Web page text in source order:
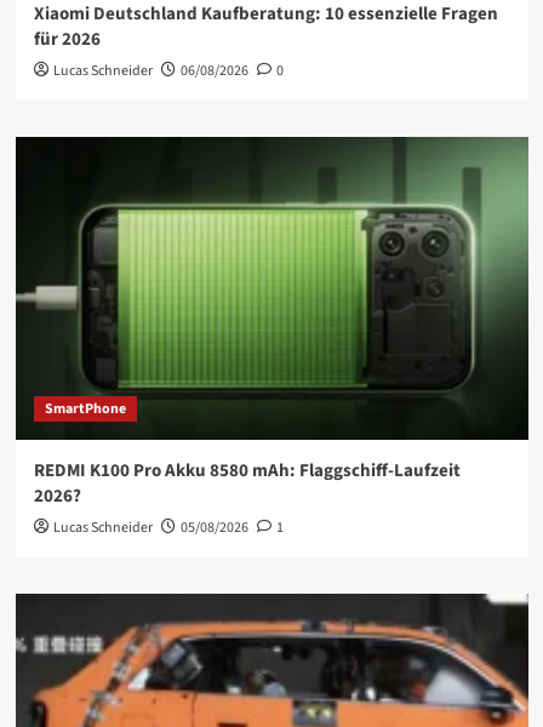
Xiaomi Deutschland Kaufberatung: 10 essenzielle Fragen
für 2026
Lucas Schneider 06/08/2026 0
SmartPhone
REDMI K100 Pro Akku 8580 mAh: Flaggschiff-Laufzeit
2026?
Lucas Schneider 05/08/2026 1